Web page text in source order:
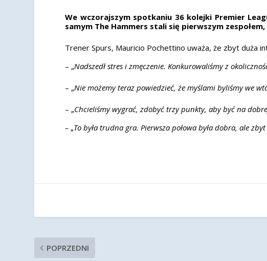
We wczorajszym spotkaniu 36 kolejki Premier
samym The Hammers stali się pierwszym
Trener Spurs, Mauricio Pochettino uważa, że zbyt duża
– „Nadszedł stres i zmęczenie. Konkurowaliśmy z
– „Nie możemy teraz powiedzieć, że myślami byliśmy we
– „Chcieliśmy wygrać, zdobyć trzy punkty, aby być na
– „To była trudna gra. Pierwsza połowa była dobra, ale
POPRZEDNI